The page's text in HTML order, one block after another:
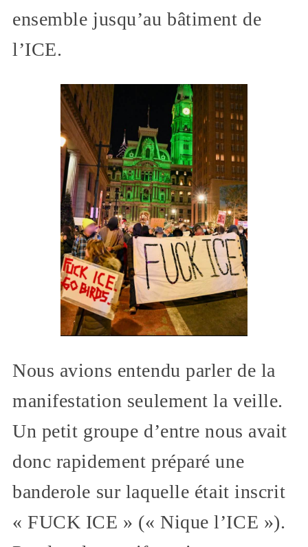
ensemble jusqu’au bâtiment de
l’ICE.
Nous avions entendu parler de la
manifestation seulement la veille.
Un petit groupe d’entre nous avait
donc rapidement préparé une
banderole sur laquelle était inscrit
« FUCK ICE » (« Nique l’ICE »).